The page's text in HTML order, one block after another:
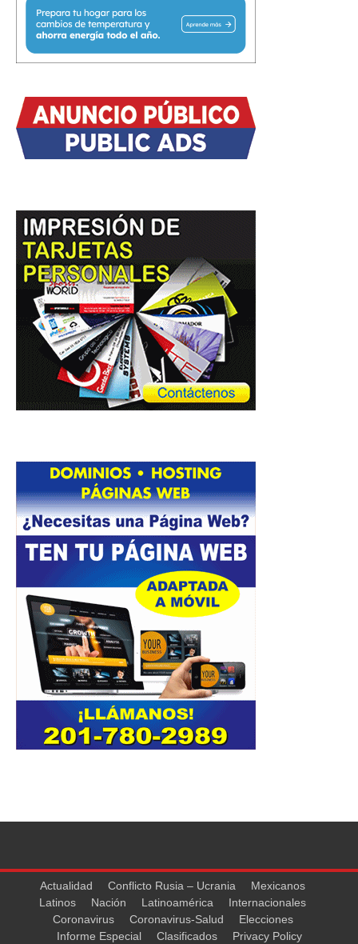
Actualidad Conflicto Rusia – Ucrania
Mexicanos
Latinos
Nación Latinoamérica
Internacionales
Coronavirus
Coronavirus-Salud
Elecciones
Informe Especial
Clasificados Privacy Policy